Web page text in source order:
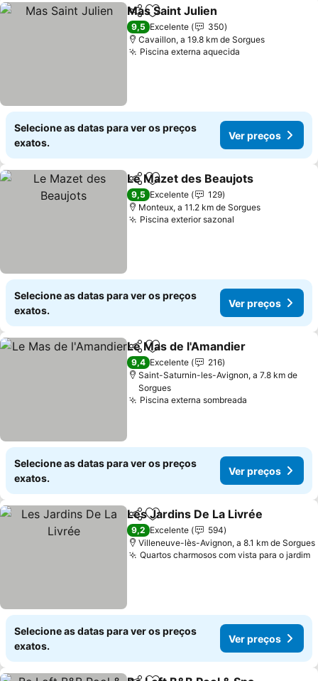
PartilharAdicionar aos favoritos
Mas Saint Julien
9,5 Excelente
350
Cavaillon, a 19.8 km de Sorgues
Piscina externa aquecida
Selecione as datas para ver os preços
exatos.
Ver preços
PartilharAdicionar aos favoritos
Le Mazet des Beaujots
9,5 Excelente
129
Monteux, a 11.2 km de Sorgues
Piscina exterior sazonal
Selecione as datas para ver os preços
exatos.
Ver preços
PartilharAdicionar aos favoritos
Le Mas de l'Amandier
9,4 Excelente
216
Saint-Saturnin-les-Avignon, a 7.8 km de
Sorgues
Piscina externa sombreada
Selecione as datas para ver os preços
exatos.
Ver preços
PartilharAdicionar aos favoritos
Les Jardins De La Livrée
9,2 Excelente
594
Villeneuve-lès-Avignon, a 8.1 km de Sorgues
Quartos charmosos com vista para o jardim
Selecione as datas para ver os preços
exatos.
Ver preços